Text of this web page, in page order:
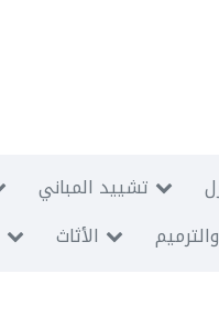
تشييد المباني
الأثاث